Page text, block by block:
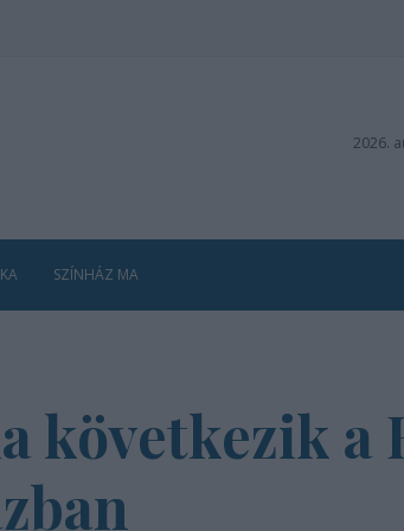
2026.
SZÍNHÁZ MA
következik a